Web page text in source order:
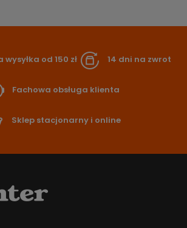
od 150 zł 14 dni na zwrot
Fachowa obsługa klienta
Sklep stacjonarny i online